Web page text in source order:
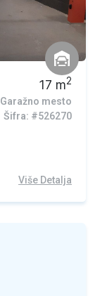
17 m2
Garažno mesto
Šifra: #526270
Više Detalja